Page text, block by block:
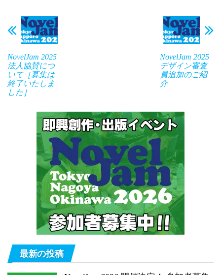
NovelJam 2025
法人協賛につ
いて［募集は
終了いたしま
した］
NovelJam 2025
デザイン審査
員追加のご紹
介
最新の投稿